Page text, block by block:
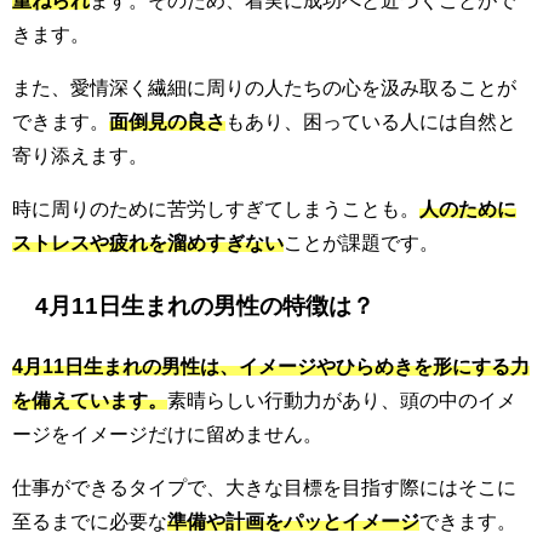
きます。
また、愛情深く繊細に周りの人たちの心を汲み取ることが
できます。 面倒見の良さもあり、困っている人には自然と
寄り添えます。
時に周りのために苦労しすぎてしまうことも。 人のために
ストレスや疲れを溜めすぎないことが課題です。
4月11日生まれの男性の特徴は？
4月11日生まれの男性は、イメージやひらめきを形にする力
を備えています。素晴らしい行動力があり、頭の中のイメ
ージをイメージだけに留めません。
仕事ができるタイプで、大きな目標を目指す際にはそこに
至るまでに必要な準備や計画をパッとイメージできます。